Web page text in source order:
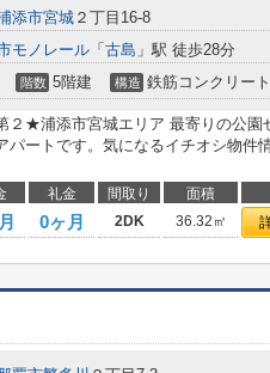
添市宮城 ２丁目16-8
モノレール 「 古島 」駅 徒歩28分
階数 5階建 構造 鉄筋コンクリート
２★浦添市宮城エリア 最寄りの公園
パートです。気になるイチオシ物件
礼金 間取り 面積
0ヶ月 2DK 36.32㎡